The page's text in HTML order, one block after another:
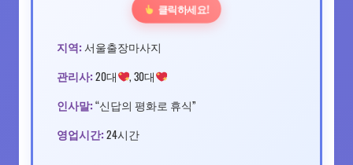
클릭하세요!
지역: 서울출장마사지
관리사: 20대 , 30대
인사말: “신답의 평화로 휴식”
영업시간: 24시간